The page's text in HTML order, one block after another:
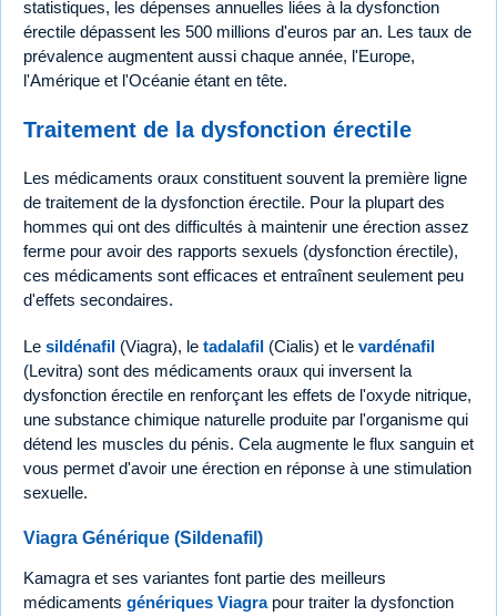
statistiques, les dépenses annuelles liées à la dysfonction
érectile dépassent les 500 millions d'euros par an. Les taux de
prévalence augmentent aussi chaque année, l'Europe,
l'Amérique et l'Océanie étant en tête.
Traitement de la dysfonction érectile
Les médicaments oraux constituent souvent la première ligne
de traitement de la dysfonction érectile. Pour la plupart des
hommes qui ont des difficultés à maintenir une érection assez
ferme pour avoir des rapports sexuels (dysfonction érectile),
ces médicaments sont efficaces et entraînent seulement peu
d'effets secondaires.
Le sildénafil (Viagra), le tadalafil (Cialis) et le vardénafil
(Levitra) sont des médicaments oraux qui inversent la
dysfonction érectile en renforçant les effets de l'oxyde nitrique,
une substance chimique naturelle produite par l'organisme qui
détend les muscles du pénis. Cela augmente le flux sanguin et
vous permet d'avoir une érection en réponse à une stimulation
sexuelle.
Viagra Générique (Sildenafil)
Kamagra et ses variantes font partie des meilleurs
médicaments génériques Viagrapour traiter la dysfonction